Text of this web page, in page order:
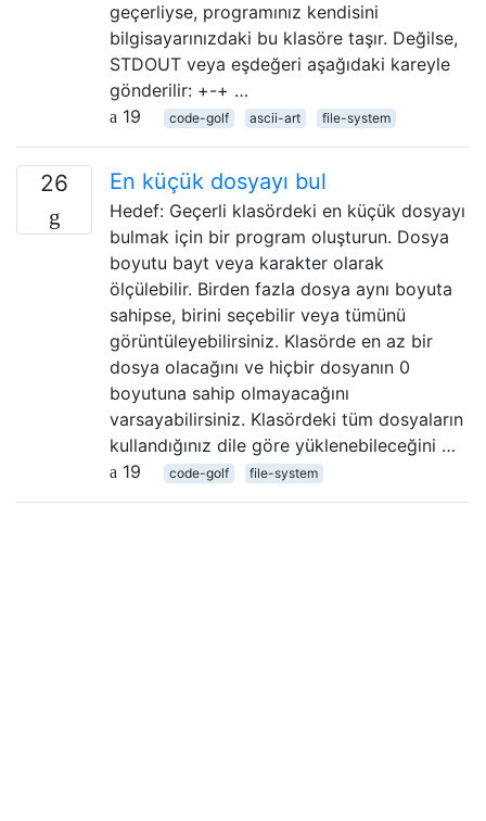
geçerliyse, programınız kendisini
bilgisayarınızdaki bu klasöre taşır. Değilse,
STDOUT veya eşdeğeri aşağıdaki kareyle
gönderilir: +-+ …
19
code-golf ascii-art file-system
26 En küçük dosyayı bul
Hedef: Geçerli klasördeki en küçük dosyayı
bulmak için bir program oluşturun. Dosya
boyutu bayt veya karakter olarak
ölçülebilir. Birden fazla dosya aynı boyuta
sahipse, birini seçebilir veya tümünü
görüntüleyebilirsiniz. Klasörde en az bir
dosya olacağını ve hiçbir dosyanın 0
boyutuna sahip olmayacağını
varsayabilirsiniz. Klasördeki tüm dosyaların
kullandığınız dile göre yüklenebileceğini …
19
code-golf file-system